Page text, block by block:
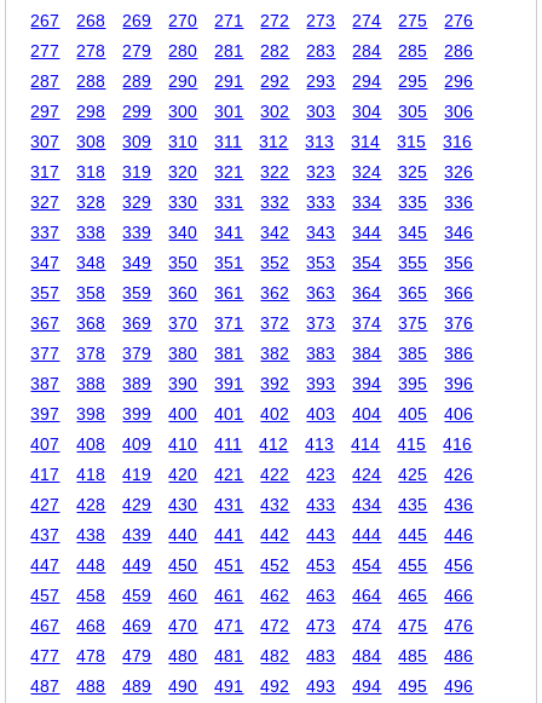
267 268 269 270 271 272 273 274 275
276
277
278 279 280 281 282 283 284 285
286
287
288 289 290 291 292 293 294 295
296
297
298 299 300 301 302 303 304 305
306
307
308 309 310 311 312 313 314 315
316
317
318 319 320 321 322 323 324 325
326
327
328 329 330 331 332 333 334 335
336
337
338 339 340 341 342 343 344 345
346
347
348 349 350 351 352 353 354 355
356
357
358 359 360 361 362 363 364 365
366
367
368 369 370 371 372 373 374 375
376
377
378 379 380 381 382 383 384 385
386
387
388 389 390 391 392 393 394 395
396
397
398 399 400 401 402 403 404 405
406
407
408 409 410 411 412 413 414 415
416
417
418 419 420 421 422 423 424 425
426
427
428 429 430 431 432 433 434 435
436
437
438 439 440 441 442 443 444 445
446
447
448 449 450 451 452 453 454 455
456
457
458 459 460 461 462 463 464 465
466
467
468 469 470 471 472 473 474 475
476
477
478 479 480 481 482 483 484 485
486
487
488 489 490 491 492 493 494 495
496